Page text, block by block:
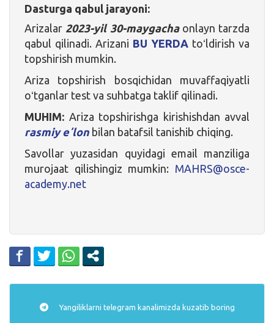
Dasturga qabul jarayoni:
Arizalar 2023-yil 30-maygachaonlayn tarzda
qabul qilinadi. Arizani BU YERDA toʻldirish va
topshirish mumkin.
Ariza topshirish bosqichidan muvaffaqiyatli
oʻtganlar test va suhbatga taklif qilinadi.
MUHIM: Ariza topshirishga kirishishdan avval
rasmiy eʼlon bilan batafsil tanishib chiqing.
Savollar yuzasidan quyidagi email manziliga
murojaat qilishingiz mumkin: MAHRS@osce-
academy.net
Yangiliklarni telegram kanalimizda kuzatib boring